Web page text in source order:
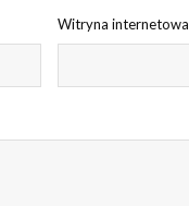
Witryna internetowa